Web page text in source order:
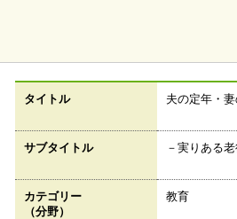
タイトル 夫の定年・
サブタイトル －実りある
カテゴリー
（分野）
教育